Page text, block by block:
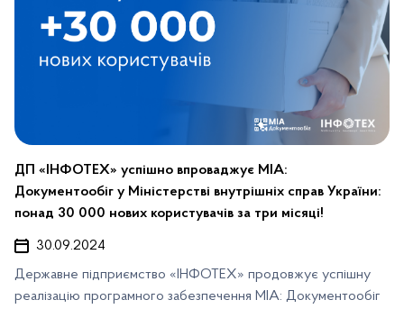
ДП «ІНФОТЕХ» успішно впроваджує МІА:
Документообіг у Міністерстві внутрішніх справ України:
понад 30 000 нових користувачів за три місяці!
30.09.2024
Державне підприємство «ІНФОТЕХ» продовжує успішну
реалізацію програмного забезпечення МІА: Документообіг